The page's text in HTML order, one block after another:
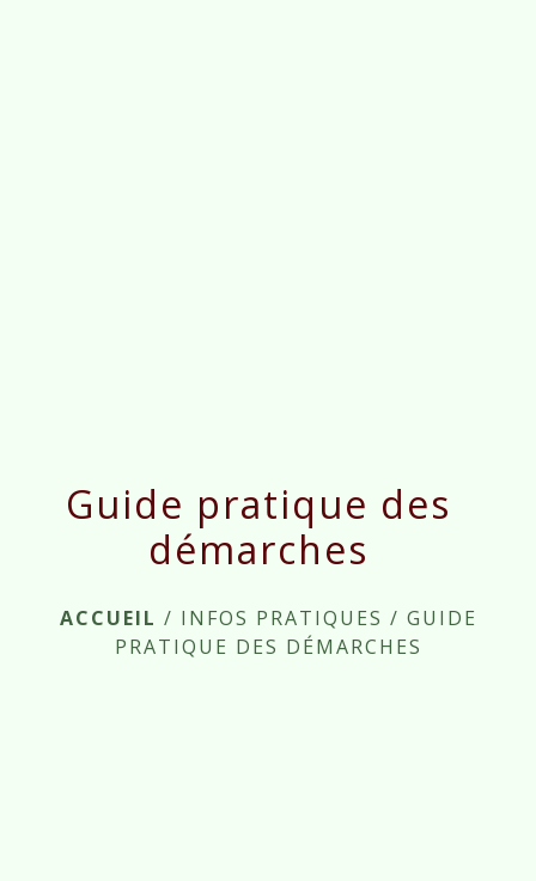
Guide pratique des
démarches
ACCUEIL / INFOS PRATIQUES / GUIDE
PRATIQUE DES DÉMARCHES